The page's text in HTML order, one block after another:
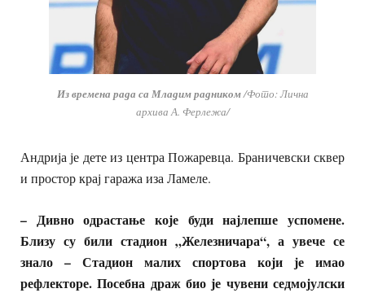
Из времена рада са Младим радником/Фото: Лична
архива А. Ферлежа/
Андрија је дете из центра Пожаревца. Браничевски сквер
и простор крај гаража иза Ламеле.
– Дивно одрастање које буди најлепше успомене.
Близу су били стадион „Железничара“, а увече се
знало – Стадион малих спортова који је имао
рефлекторе. Посебна драж био је чувени седмојулски